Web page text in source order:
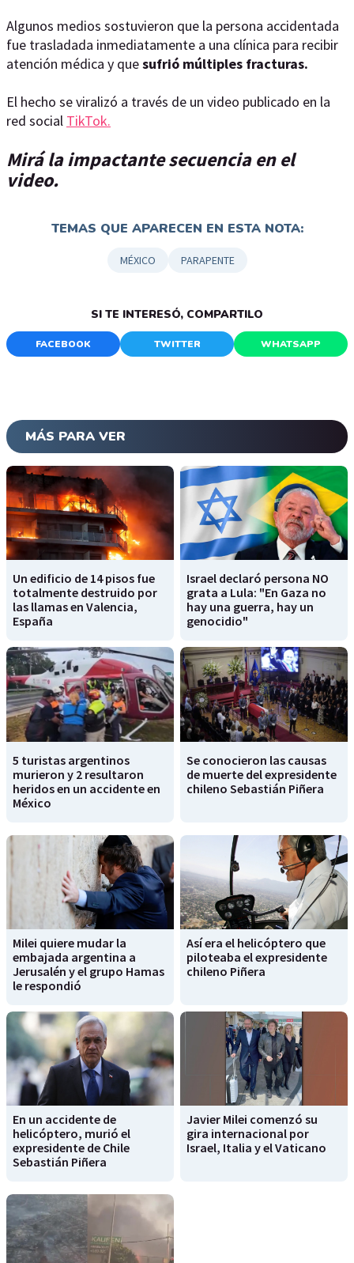
Algunos medios sostuvieron que la persona accidentada
fue trasladada inmediatamente a una clínica para recibir
atención médica y quesufrió múltiples fracturas.
El hecho se viralizó a través de un video publicado en la
red social TikTok.
Mirá la impactante secuencia en el
video.
TEMAS QUE APARECEN EN ESTA NOTA:
MÉXICO PARAPENTE
SI TE INTERESÓ, COMPARTILO
FACEBOOK TWITTER WHATSAPP
MÁS PARA VER
Un edificio de 14 pisos fue
totalmente destruido por
las llamas en Valencia,
España
Israel declaró persona NO
grata a Lula: "En Gaza no
hay una guerra, hay un
genocidio"
5 turistas argentinos
murieron y 2 resultaron
heridos en un accidente en
México
Se conocieron las causas
de muerte del expresidente
chileno Sebastián Piñera
Milei quiere mudar la
embajada argentina a
Jerusalén y el grupo Hamas
le respondió
Así era el helicóptero que
piloteaba el expresidente
chileno Piñera
En un accidente de
helicóptero, murió el
expresidente de Chile
Sebastián Piñera
Javier Milei comenzó su
gira internacional por
Israel, Italia y el Vaticano